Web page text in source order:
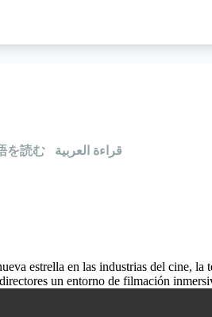
を読む
قراءة العربية
estrella en las industrias del cine, la
un entorno de filmación